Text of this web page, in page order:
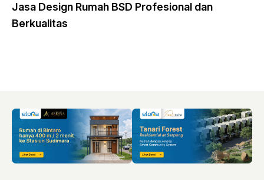
Jasa Design Rumah BSD Profesional dan
Berkualitas